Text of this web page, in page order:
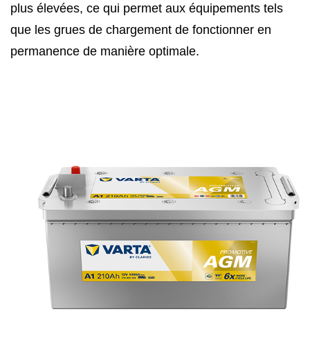
plus élevées, ce qui permet aux équipements tels
que les grues de chargement de fonctionner en
permanence de manière optimale.